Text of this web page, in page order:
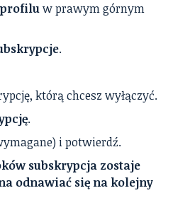
profiluw prawym górnym
.
którą chcesz wyłączyć.
.
i potwierdź.
subskrypcja zostaje
odnawiać się na kolejny